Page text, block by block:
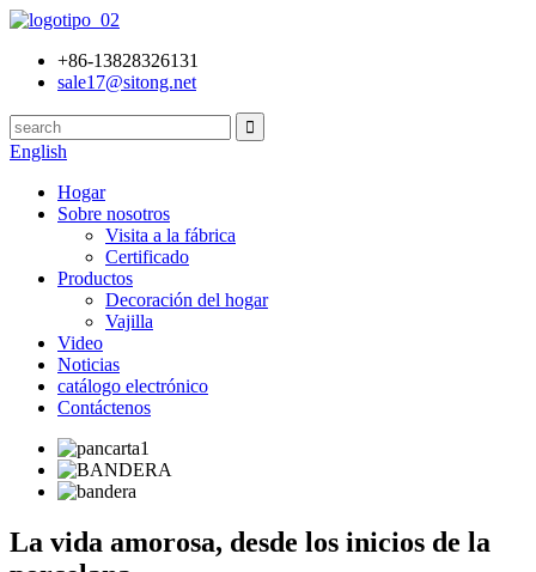
+86-13828326131
sale17@sitong.net
English
Hogar
Sobre nosotros
Visita a la fábrica
Certificado
Productos
Decoración del hogar
Vajilla
Video
Noticias
catálogo electrónico
Contáctenos
La vida amorosa, desde los inicios de la